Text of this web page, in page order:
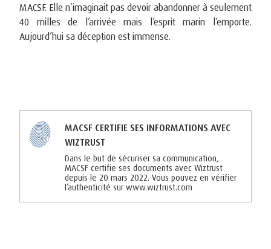
MACSF. Elle n’imaginait pas devoir abandonner à seulement
40 milles de l’arrivée mais l’esprit marin l’emporte.
Aujourd’hui sa déception est immense.
MACSF CERTIFIE SES INFORMATIONS AVEC
WIZTRUST
Dans le but de sécuriser sa communication,
MACSF certifie ses documents avec Wiztrust
depuis le 20 mars 2022. Vous pouvez en vérifier
l’authenticité sur www.wiztrust.com